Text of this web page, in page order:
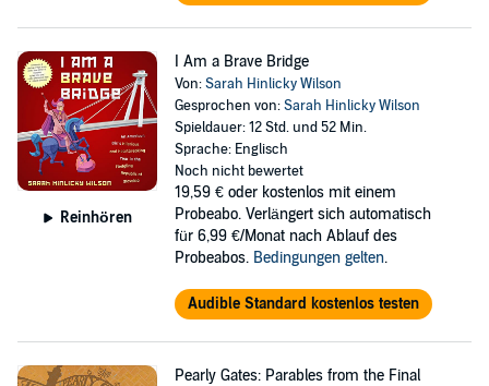
Reinhören
I Am a Brave Bridge
Von:Sarah Hinlicky Wilson
Gesprochen von:Sarah Hinlicky Wilson
Spieldauer: 12 Std. und 52 Min.
Sprache: Englisch
Noch nicht bewertet
19,59 € oder kostenlos mit einem
Probeabo. Verlängert sich automatisch
für 6,99 €/Monat nach Ablauf des
Probeabos. Bedingungen gelten.
Audible Standard kostenlos testen
Pearly Gates: Parables from the Final